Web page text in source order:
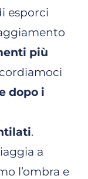
esporci
più
dopo i
.
a
l’ombra e